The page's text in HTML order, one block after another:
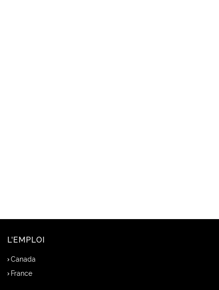
L'EMPLOI
Canada
France